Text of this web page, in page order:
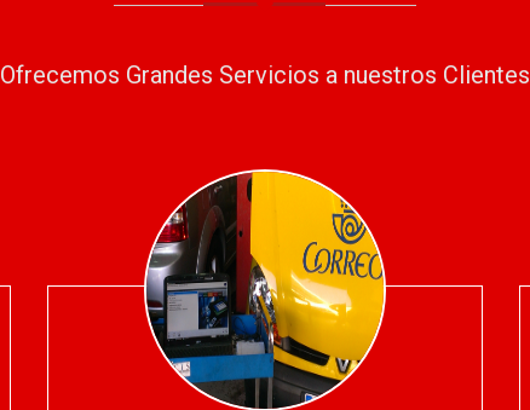
Ofrecemos Grandes Servicios a nuestros Clientes